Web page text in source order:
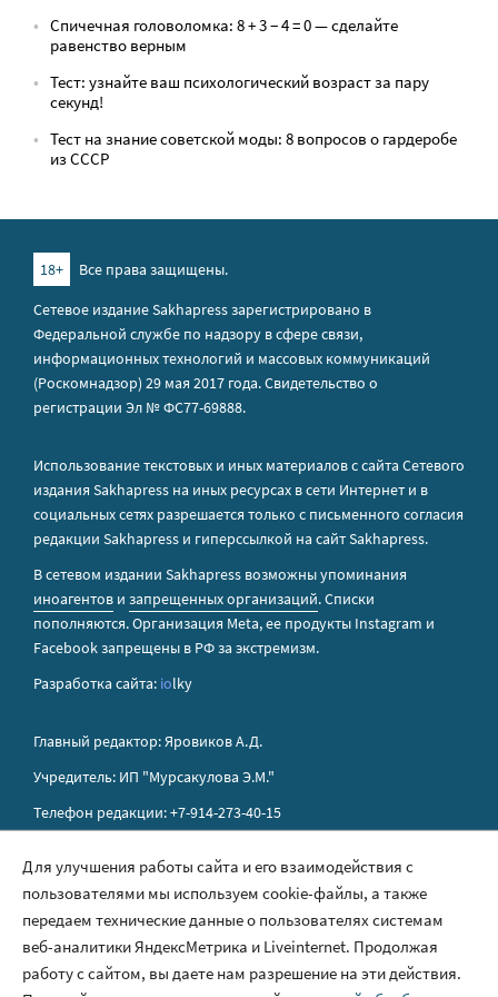
Спичечная головоломка: 8 + 3 − 4 = 0 — сделайте
равенство верным
Тест: узнайте ваш психологический возраст за пару
секунд!
Тест на знание советской моды: 8 вопросов о гардеробе
из СССР
18+
Все права защищены.
Сетевое издание Sakhapress зарегистрировано в
Федеральной службе по надзору в сфере связи,
информационных технологий и массовых коммуникаций
(Роскомнадзор) 29 мая 2017 года. Свидетельство о
регистрации Эл № ФС77-69888.
Использование текстовых и иных материалов с сайта Сетевого
издания Sakhapress на иных ресурсах в сети Интернет и в
социальных сетях разрешается только с письменного согласия
редакции Sakhapress и гиперссылкой на сайт Sakhapress.
В сетевом издании Sakhapress возможны упоминания
иноагентов и запрещенных организаций. Списки
пополняются. Организация Metа, ее продукты Instagram и
Facebook запрещены в РФ за экстремизм.
Разработка сайта: iolky
Главный редактор: Яровиков А.Д.
Учредитель: ИП "Мурсакулова Э.М."
Телефон редакции: +7-914-273-40-15
Правила сайта
Политика обработки персональных данных
Размещение рекламы
Для улучшения работы сайта и его взаимодействия с
пользователями мы используем cookie-файлы, а также
передаем технические данные о пользователях системам
веб-аналитики ЯндексМетрика и Liveinternet. Продолжая
работу с сайтом, вы даете нам разрешение на эти действия.